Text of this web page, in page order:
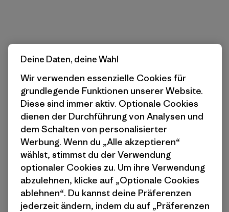
Deine Daten, deine Wahl
Wir verwenden essenzielle Cookies für
grundlegende Funktionen unserer Website.
Diese sind immer aktiv. Optionale Cookies
dienen der Durchführung von Analysen und
dem Schalten von personalisierter
Werbung. Wenn du „Alle akzeptieren“
wählst, stimmst du der Verwendung
optionaler Cookies zu. Um ihre Verwendung
abzulehnen, klicke auf „Optionale Cookies
ablehnen“. Du kannst deine Präferenzen
jederzeit ändern, indem du auf „Präferenzen